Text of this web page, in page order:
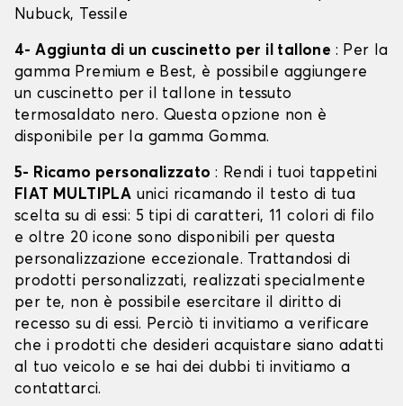
Nubuck, Tessile
4- Aggiunta di un cuscinetto per il tallone : Per la
gamma Premium e Best, è possibile aggiungere
un cuscinetto per il tallone in tessuto
termosaldato nero. Questa opzione non è
disponibile per la gamma Gomma.
5- Ricamo personalizzato : Rendi i tuoi tappetini
FIAT MULTIPLA unici ricamando il testo di tua
scelta su di essi: 5 tipi di caratteri, 11 colori di filo
e oltre 20 icone sono disponibili per questa
personalizzazione eccezionale. Trattandosi di
prodotti personalizzati, realizzati specialmente
per te, non è possibile esercitare il diritto di
recesso su di essi. Perciò ti invitiamo a verificare
che i prodotti che desideri acquistare siano adatti
al tuo veicolo e se hai dei dubbi ti invitiamo a
contattarci.